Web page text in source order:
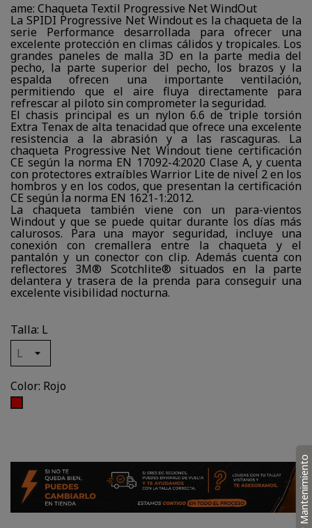
ame: Chaqueta Textil Progressive Net WindOut
La SPIDI Progressive Net Windout es la chaqueta de la
serie Performance desarrollada para ofrecer una
excelente protección en climas cálidos y tropicales. Los
grandes paneles de malla 3D en la parte media del
pecho, la parte superior del pecho, los brazos y la
espalda ofrecen una importante ventilación,
permitiendo que el aire fluya directamente para
refrescar al piloto sin comprometer la seguridad.
El chasis principal es un nylon 6.6 de triple torsión
Extra Tenax de alta tenacidad que ofrece una excelente
resistencia a la abrasión y a las rascaguras. La
chaqueta Progressive Net Windout tiene certificación
CE según la norma EN 17092-4:2020 Clase A, y cuenta
con protectores extraíbles Warrior Lite de nivel 2 en los
hombros y en los codos, que presentan la certificación
CE según la norma EN 1621-1:2012.
La chaqueta también viene con un para-vientos
Windout y que se puede quitar durante los días más
calurosos. Para una mayor seguridad, incluye una
conexión con cremallera entre la chaqueta y el
pantalón y un conector con clip. Además cuenta con
reflectores 3M® Scotchlite® situados en la parte
delantera y trasera de la prenda para conseguir una
excelente visibilidad nocturna.
Talla: L
Color: Rojo
Mantenimiento